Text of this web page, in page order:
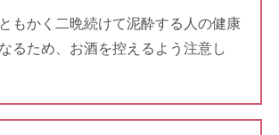
もかく二晩続けて泥酔する人の健康
るため、お酒を控えるよう注意し